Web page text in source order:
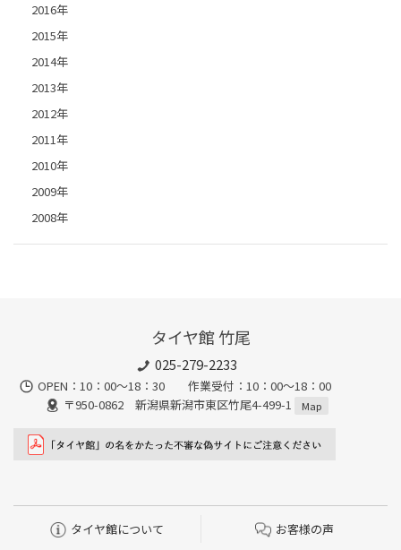
2016年
2015年
2014年
2013年
2012年
2011年
2010年
2009年
2008年
タイヤ館 竹尾
025-279-2233
OPEN：10：00～18：30 作業受付：10：00～18：00
〒950-0862 新潟県新潟市東区竹尾4-499-1
Map
タイヤ館について お客様の声